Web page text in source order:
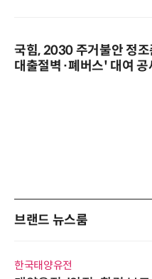
국힘, 2030 주거불안 정
대출절벽·폐버스' 대여 공
브랜드 뉴스룸
한국태양유전